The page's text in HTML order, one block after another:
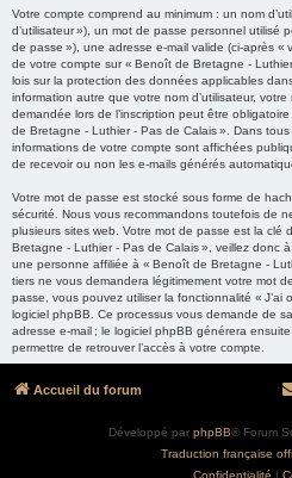
Votre compte comprend au minimum : un nom
d’utilisateur »), un mot de passe personnel utilisé
de passe »), une adresse e-mail valide (ci-après «
de votre compte sur « Benoît de Bretagne -
lois sur la protection des données applicables
information autre que votre nom d’utilisateur,
demandée lors de l’inscription peut être
de Bretagne - Luthier - Pas de Calais ». Dans
informations de votre compte sont affichées
de recevoir ou non les e-mails générés
Votre mot de passe est stocké sous forme de
sécurité. Nous vous recommandons toutefois de
plusieurs sites web. Votre mot de passe est la clé
Bretagne - Luthier - Pas de Calais », veillez donc
une personne affiliée à « Benoît de Bretagne -
tiers ne vous demandera légitimement votre mot
passe, vous pouvez utiliser la fonctionnalité « J’ai
logiciel phpBB. Ce processus vous demande de
adresse e-mail ; le logiciel phpBB générera
permettre de retrouver l’accès à votre compte.
Accueil du forum
Développé par phpBB® Forum
Traduction française
Confidentialité |